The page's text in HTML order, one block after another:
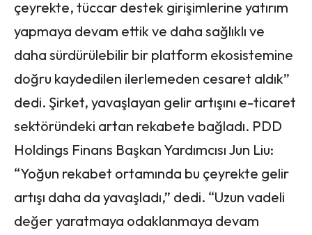
çeyrekte, tüccar destek girişimlerine yatırım
yapmaya devam ettik ve daha sağlıklı ve
daha sürdürülebilir bir platform ekosistemine
doğru kaydedilen ilerlemeden cesaret aldık”
dedi. Şirket, yavaşlayan gelir artışını e-ticaret
sektöründeki artan rekabete bağladı. PDD
Holdings Finans Başkan Yardımcısı Jun Liu:
“Yoğun rekabet ortamında bu çeyrekte gelir
artışı daha da yavaşladı,” dedi. “Uzun vadeli
değer yaratmaya odaklanmaya devam